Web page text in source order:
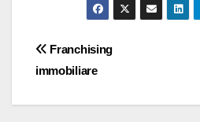
Navigazione
Franchising
immobiliare